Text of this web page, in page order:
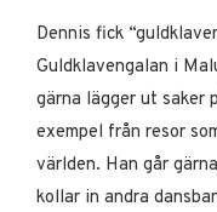
Dennis fick
Guldklavengalan i
gärna lägger ut saker
exempel från resor
världen. Han går
kollar in andra